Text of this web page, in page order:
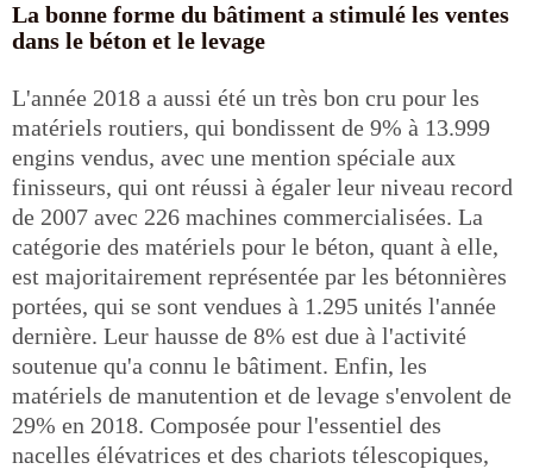
La bonne forme du bâtiment a stimulé les ventes
dans le béton et le levage
L'année 2018 a aussi été un très bon cru pour les
matériels routiers, qui bondissent de 9% à 13.999
engins vendus, avec une mention spéciale aux
finisseurs, qui ont réussi à égaler leur niveau record
de 2007 avec 226 machines commercialisées. La
catégorie des matériels pour le béton, quant à elle,
est majoritairement représentée par les bétonnières
portées, qui se sont vendues à 1.295 unités l'année
dernière. Leur hausse de 8% est due à l'activité
soutenue qu'a connu le bâtiment. Enfin, les
matériels de manutention et de levage s'envolent de
29% en 2018. Composée pour l'essentiel des
nacelles élévatrices et des chariots télescopiques,